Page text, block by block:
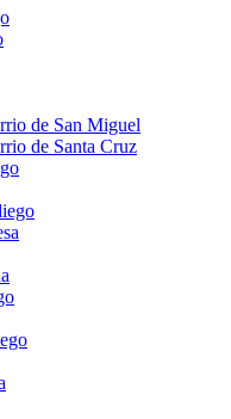
de San Miguel
de Santa Cruz